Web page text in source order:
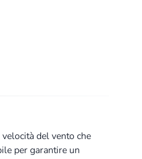
del vento che
per garantire un